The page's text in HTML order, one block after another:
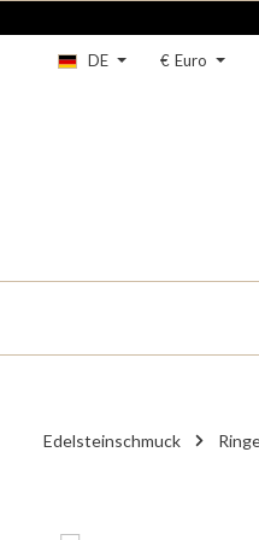
DE € Euro
Edelsteinschmuck